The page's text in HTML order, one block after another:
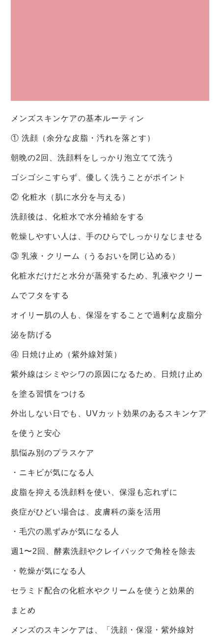
メンズスキンケアの基本ルーティン
① 洗顔（余分な皮脂・汚れを落とす）
朝晩の2回、洗顔料をしっかり泡立てて洗う
ゴシゴシこすらず、優しく洗うことがポイント
② 化粧水（肌に水分を与える）
洗顔後は、化粧水で水分補給をする
乾燥しやすい人は、手のひらでしっかりなじませる
③ 乳液・クリーム（うるおいを閉じ込める）
化粧水だけだと水分が蒸発するため、乳液やクリー
ムでフタをする
オイリー肌の人も、保湿をすることで過剰な皮脂分
泌を防げる
④ 日焼け止め（紫外線対策）
紫外線はシミやシワの原因になるため、日焼け止め
を塗る習慣をつける
外出しない日でも、UVカット効果のあるスキンケア
を使うと安心
肌悩み別のプラスケア
・ニキビが気になる人
皮脂を抑える洗顔料を使い、保湿も忘れずに
炎症がひどい場合は、皮膚科の薬を活用
・毛穴の黒ずみが気になる人
週1〜2回、酵素洗顔やクレイパックで角栓を除去
・乾燥が気になる人
セラミド配合の化粧水やクリームを使うと効果的
まとめ
メンズのスキンケアは、「洗顔・保湿・紫外線対